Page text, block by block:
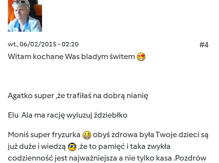
wt., 06/02/2015 - 02:20
#4
Witam kochane Was bladym świtem
Agatko super ,że trafiłaś na dobrą nianię
Elu Ala ma rację wyluzuj ździebłko
Moniś super fryzurka
obyś zdrowa była Twoje dzieci są
już duże i wiedzą
,że to pamięć i taka zwykła
codzienność jest najważniejsza a nie tylko kasa .Pozdrów